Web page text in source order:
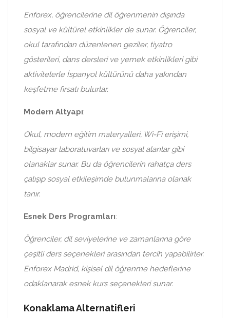
Enforex, öğrencilerine dil öğrenmenin dışında
sosyal ve kültürel etkinlikler de sunar. Öğrenciler,
okul tarafından düzenlenen geziler, tiyatro
gösterileri, dans dersleri ve yemek etkinlikleri gibi
aktivitelerle İspanyol kültürünü daha yakından
keşfetme fırsatı bulurlar.
Modern Altyapı:
Okul, modern eğitim materyalleri, Wi-Fi erişimi,
bilgisayar laboratuvarları ve sosyal alanlar gibi
olanaklar sunar. Bu da öğrencilerin rahatça ders
çalışıp sosyal etkileşimde bulunmalarına olanak
tanır.
Esnek Ders Programları:
Öğrenciler, dil seviyelerine ve zamanlarına göre
çeşitli ders seçenekleri arasından tercih yapabilirler.
Enforex Madrid, kişisel dil öğrenme hedeflerine
odaklanarak esnek kurs seçenekleri sunar.
Konaklama Alternatifleri